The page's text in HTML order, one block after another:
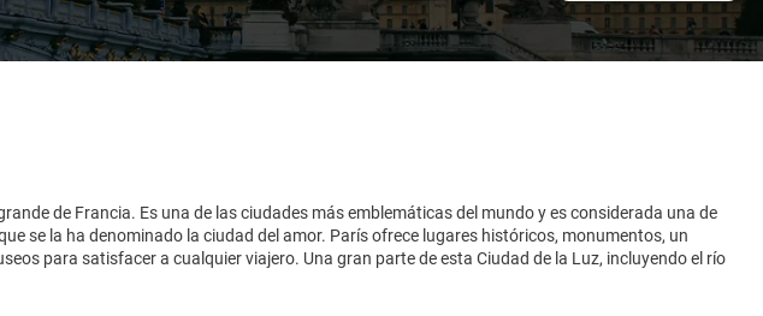
de Francia. Es una de las ciudades más emblemáticas del mundo y es considerada una de
se la ha denominado la ciudad del amor. París ofrece lugares históricos, monumentos, un
para satisfacer a cualquier viajero. Una gran parte de esta Ciudad de la Luz, incluyendo el río